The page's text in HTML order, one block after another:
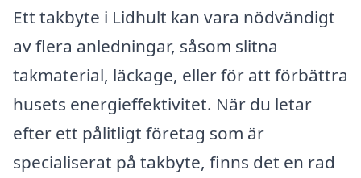
Ett takbyte i Lidhult kan vara nödvändigt
av flera anledningar, såsom slitna
takmaterial, läckage, eller för att förbättra
husets energieffektivitet. När du letar
efter ett pålitligt företag som är
specialiserat på takbyte, finns det en rad